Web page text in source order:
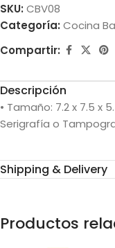
SKU: CBV08
Categoría: Cocina
Compartir:
Descripción
• Tamaño: 7.2 x 7.5 x
Serigrafía o
Shipping & Delivery
Productos